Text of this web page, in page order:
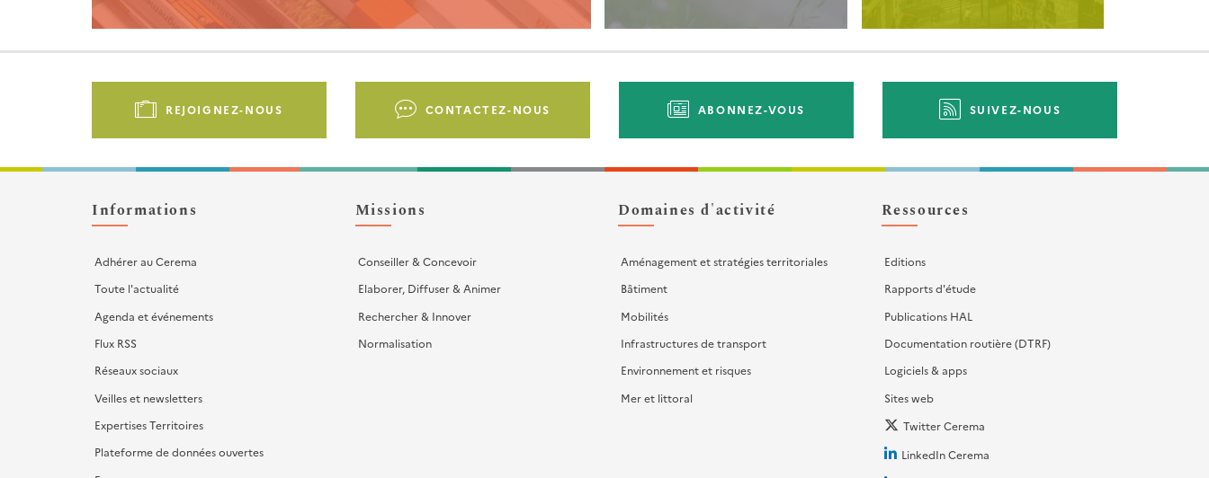
Pied
Liens
d'actions
REJOIGNEZ-NOUS CONTACTEZ-NOUS ABONNEZ-VOUS SUIVEZ-NOUS
Informations
Adhérer au Cerema
Toute l'actualité
Agenda et événements
Flux RSS
Réseaux sociaux
Veilles et newsletters
Expertises Territoires
Plateforme de données ouvertes
Missions
Conseiller & Concevoir
Elaborer, Diffuser & Animer
Rechercher & Innover
Normalisation
Domaines d'activité
Aménagement et stratégies territoriales
Bâtiment
Mobilités
Infrastructures de transport
Environnement et risques
Mer et littoral
Ressources
Editions
Rapports d'étude
Publications HAL
Documentation routière (DTRF)
Logiciels & apps
Sites web
Twitter Cerema
LinkedIn Cerema